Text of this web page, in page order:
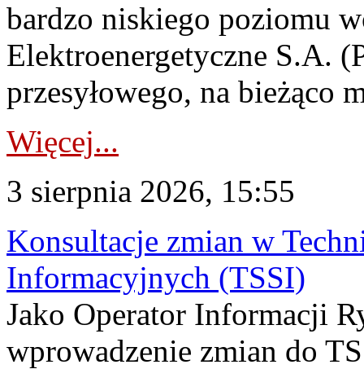
bardzo niskiego poziomu
Elektroenergetyczne S.A.
przesyłowego, na bieżąco
Więcej...
3 sierpnia 2026, 15:55
Konsultacje zmian w
Informacyjnych (TSSI)
Jako Operator Informacji
wprowadzenie zmian do